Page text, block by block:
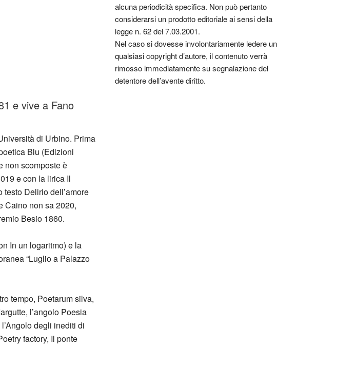
e vive a Fano
di Urbino. Prima
Blu (Edizioni
non scomposte è
e con la lirica Il
Delirio dell’amore
Caino non sa 2020,
Besio 1860.
In un logaritmo) e la
“Luglio a Palazzo
tempo, Poetarum silva,
l’angolo Poesia
degli inediti di
factory, Il ponte
alcuna periodicità specifica. Non può pertanto
considerarsi un prodotto editoriale ai sensi della
legge n. 62 del 7.03.2001.
Nel caso si dovesse involontariamente ledere un
qualsiasi copyright d’autore, il contenuto verrà
rimosso immediatamente su segnalazione del
detentore dell’avente diritto.